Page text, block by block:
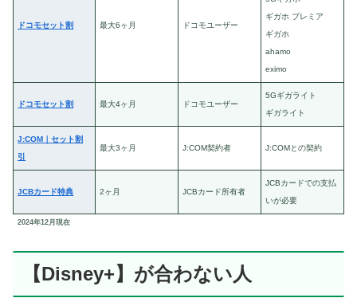
ドコモセット割 最大6ヶ月 ドコモユーザー
ギガホ プレミア
ギガホ
ahamo
eximo
ドコモセット割 最大4ヶ月 ドコモユーザー
5Gギガライト
ギガライト
J:COM｜セット割
引
最大3ヶ月 J:COM契約者 J:COMとの契約
JCBカード特典 2ヶ月 JCBカード所有者
JCBカードでの支払
いが必要
2024年12月現在
【Disney+】が合わない人